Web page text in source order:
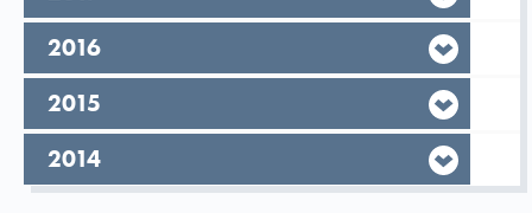
År,
2016
År,
2015
År,
2014